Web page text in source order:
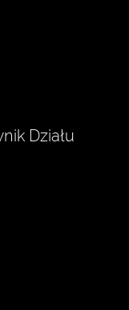
Działu